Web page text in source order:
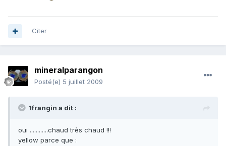
Citer
mineralparangon
Posté(e) 5 juillet 2009
1frangin a dit :
oui ............chaud très chaud !!!
yellow parce que :